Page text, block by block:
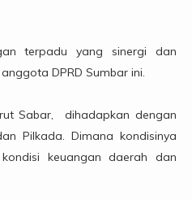
terpadu yang sinergi dan
DPRD Sumbar ini.
Sabar, dihadapkan dengan
Pilkada. Dimana kondisinya
keuangan daerah dan